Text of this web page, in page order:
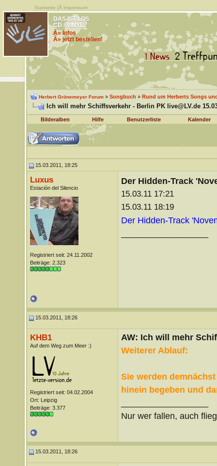
Startseite |Â Impressum
DAS IST LOS
CD / VINYL
Â» Infos
Â» jetzt bestellen!
Herbert Grönemeyer Forum» Songbuch » Rund um Herberts Songs
Ich will mehr Schiffsverkehr - Berlin PK live@LV.de
Bilderalben Hilfe Benutzerliste Kalender
15.03.2011, 18:25
Luxus
Estación del Silencio
Registriert seit: 24.11.2002
Beiträge: 2.323
Der Hidden-Track
15.03.11 17:21
15.03.11 18:19
Der Hidden-Track
15.03.2011, 18:26
KHB1
Auf dem Weg zum Meer :)
Registriert seit: 04.02.2004
Ort: Leipzig
Beiträge: 3.377
AW: Ich will mehr
Weiterer Ablauf:
Sie werden
hinein begeben und
Nur wer fallen, auch
15.03.2011, 18:26